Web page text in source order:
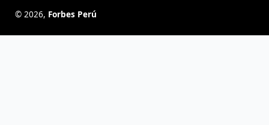
© 2026, Forbes Perú